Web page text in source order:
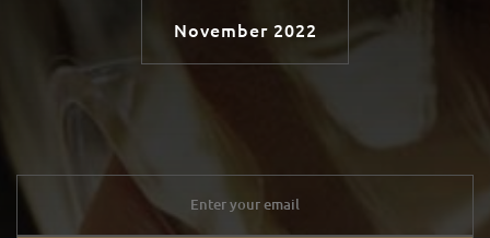
November 2022